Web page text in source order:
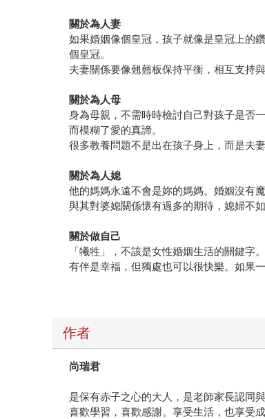
關於為人妻
如果婚姻像個皇冠，孩子就像是皇冠上的
個皇冠。
夫妻關係要像翹翹板保持平衡，相互支持
關於為人母
身為母親，不需時時檢討自己對孩子是否
而模糊了愛的真諦。
很多教養問題不是出在孩子身上，而是夫
關於為人媳
他的媽媽永遠不會是妳的媽媽。婚姻沒有
與其對婆媳關係懷有過多的期待，媳婦不
關於做自己
「犧牲」，不該是女性婚姻生活的關鍵
有伴是幸福，但獨處也可以很快樂。如果
作者
尚瑞君
是保有赤子之心的大人，是老師家長認同
喜歡學習，喜歡感謝。享受生活，也享受